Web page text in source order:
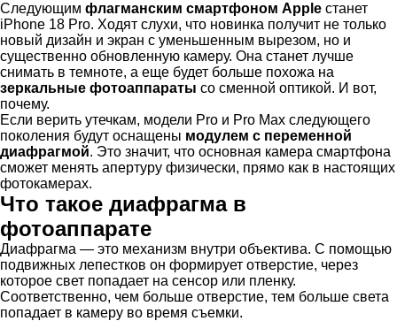
Следующим флагманским смартфоном Apple станет
iPhone 18 Pro. Ходят слухи, что новинка получит не только
новый дизайн и экран с уменьшенным вырезом, но и
существенно обновленную камеру. Она станет лучше
снимать в темноте, а еще будет больше похожа на
зеркальные фотоаппараты со сменной оптикой. И вот,
почему.
Если верить утечкам, модели Pro и Pro Max следующего
поколения будут оснащены модулем с переменной
диафрагмой. Это значит, что основная камера смартфона
сможет менять апертуру физически, прямо как в настоящих
фотокамерах.
Что такое диафрагма в
фотоаппарате
Диафрагма — это механизм внутри объектива. С помощью
подвижных лепестков он формирует отверстие, через
которое свет попадает на сенсор или пленку.
Соответственно, чем больше отверстие, тем больше света
попадает в камеру во время съемки.